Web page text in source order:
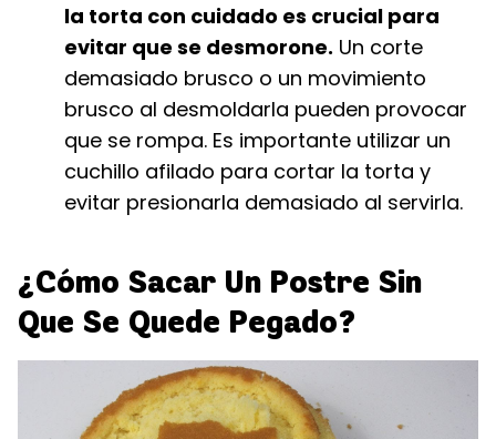
la torta con cuidado es crucial para
evitar que se desmorone. Un corte
demasiado brusco o un movimiento
brusco al desmoldarla pueden provocar
que se rompa. Es importante utilizar un
cuchillo afilado para cortar la torta y
evitar presionarla demasiado al servirla.
¿Cómo Sacar Un Postre Sin
Que Se Quede Pegado?